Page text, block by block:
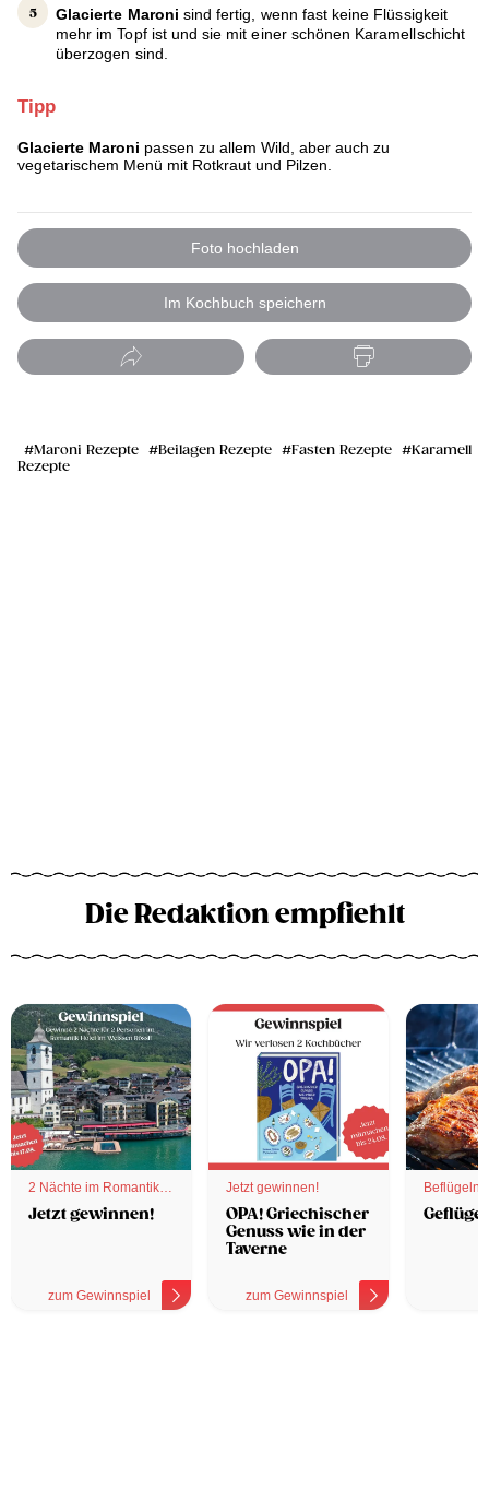
Glacierte Maroni sind fertig, wenn fast keine Flüssigkeit
mehr im Topf ist und sie mit einer schönen Karamellschicht
überzogen sind.
Tipp
Glacierte Maroni passen zu allem Wild, aber auch zu
vegetarischem Menü mit Rotkraut und Pilzen.
Foto hochladen
Im Kochbuch speichern
Maroni Rezepte Beilagen Rezepte Fasten Rezepte
Karamell
Rezepte
Die Redaktion empfiehlt
2 Nächte im Romantik
Hotel
Jetzt gewinnen!
zum Gewinnspiel
Jetzt gewinnen!
OPA! Griechischer
Genuss wie in der
Taverne
zum Gewinnspiel